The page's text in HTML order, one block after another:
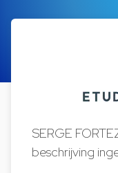
SERGE
beschrijving